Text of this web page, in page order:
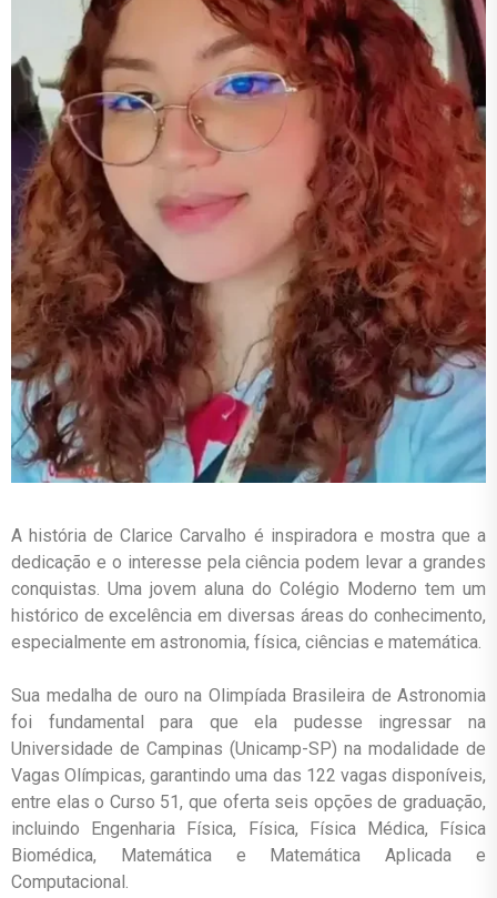
A história de Clarice Carvalho é inspiradora e mostra que a
dedicação e o interesse pela ciência podem levar a grandes
conquistas. Uma jovem aluna do Colégio Moderno tem um
histórico de excelência em diversas áreas do conhecimento,
especialmente em astronomia, física, ciências e matemática.
Sua medalha de ouro na Olimpíada Brasileira de Astronomia
foi fundamental para que ela pudesse ingressar na
Universidade de Campinas (Unicamp-SP) na modalidade de
Vagas Olímpicas, garantindo uma das 122 vagas disponíveis,
entre elas o Curso 51, que oferta seis opções de graduação,
incluindo Engenharia Física, Física, Física Médica, Física
Biomédica, Matemática e Matemática Aplicada e
Computacional.